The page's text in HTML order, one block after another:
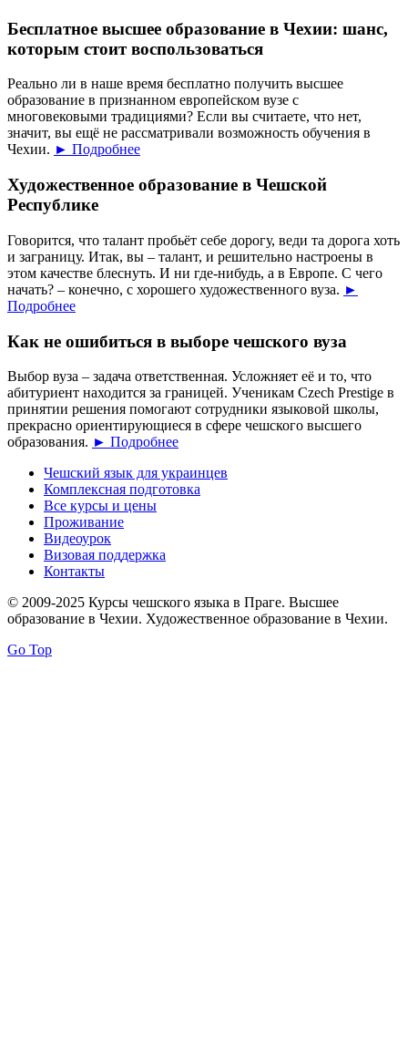
Бесплатное высшее образование в Чехии: шанс,
которым стоит воспользоваться
Реально ли в наше время бесплатно получить высшее
образование в признанном европейском вузе с
многовековыми традициями? Если вы считаете, что нет,
значит, вы ещё не рассматривали возможность обучения в
Чехии. ► Подробнее
Художественное образование в Чешской
Республике
Говорится, что талант пробьёт себе дорогу, веди та дорога хоть
и заграницу. Итак, вы – талант, и решительно настроены в
этом качестве блеснуть. И ни где-нибудь, а в Европе. С чего
начать? – конечно, с хорошего художественного вуза. ►
Подробнее
Как не ошибиться в выборе чешского вуза
Выбор вуза – задача ответственная. Усложняет её и то, что
абитуриент находится за границей. Ученикам Czech Prestige в
принятии решения помогают сотрудники языковой школы,
прекрасно ориентирующиеся в сфере чешского высшего
образования. ► Подробнее
Чешский язык для украинцев
Комплексная подготовка
Все курсы и цены
Проживание
Видеоурок
Визовая поддержка
Контакты
© 2009-2025 Курсы чешского языка в Праге. Высшее
образование в Чехии. Художественное образование в Чехии.
Go Top